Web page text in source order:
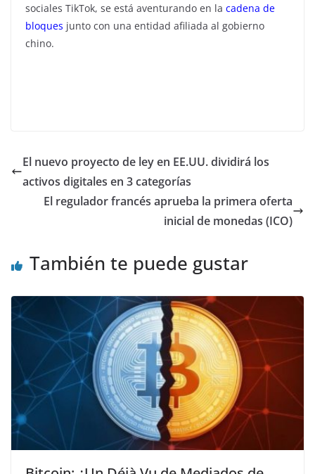
sociales TikTok, se está aventurando en la cadena de
bloques junto con una entidad afiliada al gobierno
chino.
El nuevo proyecto de ley en EE.UU. dividirá los
activos digitales en 3 categorías
El regulador francés aprueba la primera oferta
inicial de monedas (ICO)
También te puede gustar